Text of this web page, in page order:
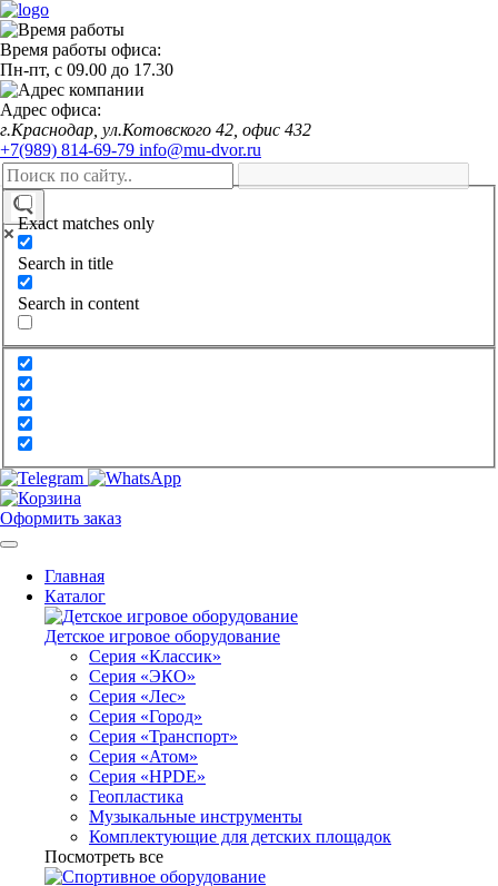
Время работы офиса:
Пн-пт, с 09.00 до 17.30
Адрес офиса:
г.Краснодар, ул.Котовского 42, офис 432
+7(989) 814-69-79 info@mu-dvor.ru
Exact matches only
Search in title
Search in content
Оформить заказ
Главная
Каталог
Детское игровое оборудование
Серия «Классик»
Серия «ЭКО»
Серия «Лес»
Серия «Город»
Серия «Транспорт»
Серия «Атом»
Серия «HPDE»
Геопластика
Музыкальные инструменты
Комплектующие для детских площадок
Посмотреть все